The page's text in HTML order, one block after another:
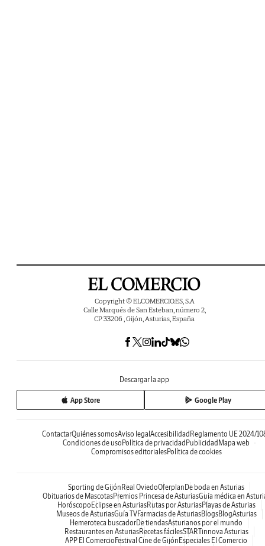
Copyright © ELCOMERCIO.ES, S.A
Calle Marqués de San Esteban, número 2,
CP 33206 , Gijón, Asturias, España
Descargar la app
App Store Google Play
ContactarQuiénes somosAviso legal Accesibilidad Reglamento UE 2024/
Condiciones de uso Política de privacidad Publicidad Mapa web
Compromisos editorialesPolítica de cookies
Sporting de Gijón Real OviedoOferplan De boda en Asturias
Obituarios de MascotasPremios Princesa de AsturiasGuía médica en
Horóscopo Eclipse en AsturiasRutas por AsturiasPlayas de Asturias
Museos de AsturiasGuía TVFarmacias de AsturiasBlogsBlogAsturias
Hemeroteca buscadorDe tiendasAsturianos por el mundo
Restaurantes en AsturiasRecetas fácilesSTARTinnova Asturias
APP El Comercio Festival Cine de Gijón Especiales El Comercio